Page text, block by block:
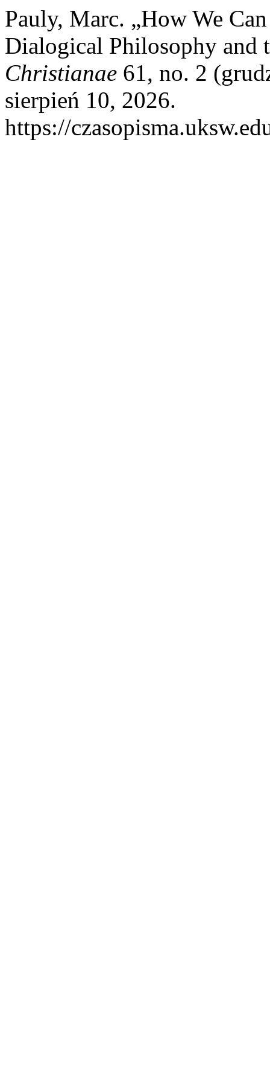
Pauly, Marc. „How We
Dialogical Philosophy and
Christianae 61, no. 2
sierpień 10, 2026.
https://